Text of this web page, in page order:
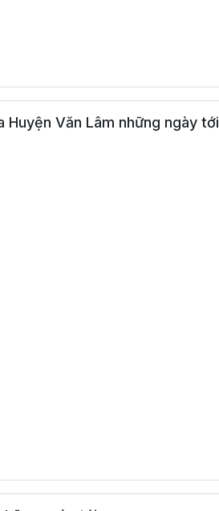
Văn Lâm những ngày tới